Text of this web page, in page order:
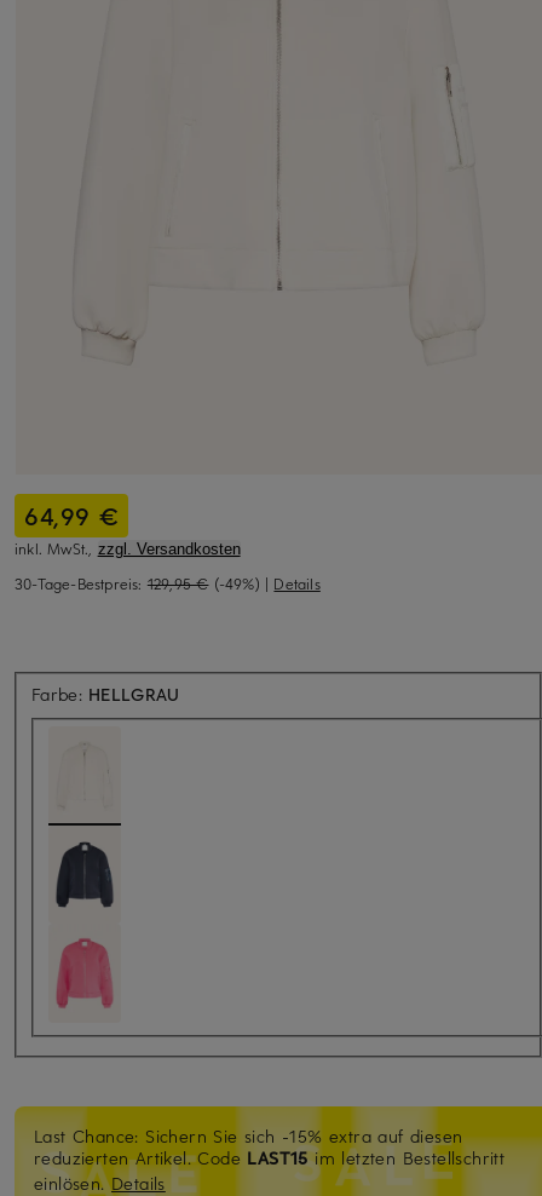
64,99 €
inkl. MwSt., zzgl. Versandkosten
30-Tage-Bestpreis: 129,95 € (-49%) | Details
Farbe: HELLGRAU
Last Chance: Sichern Sie sich -15% extra auf diesen
reduzierten Artikel. Code LAST15im letzten Bestellschritt
einlösen.Details